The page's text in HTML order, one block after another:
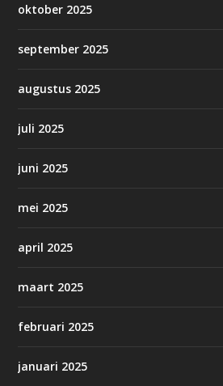
oktober 2025
september 2025
augustus 2025
juli 2025
juni 2025
mei 2025
april 2025
maart 2025
februari 2025
januari 2025